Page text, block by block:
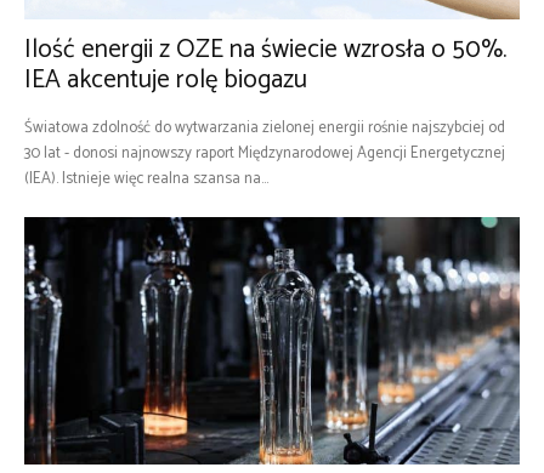
Ilość energii z OZE na świecie wzrosła o 50%.
IEA akcentuje rolę biogazu
Światowa zdolność do wytwarzania zielonej energii rośnie najszybciej od
30 lat - donosi najnowszy raport Międzynarodowej Agencji Energetycznej
(IEA). Istnieje więc realna szansa na...